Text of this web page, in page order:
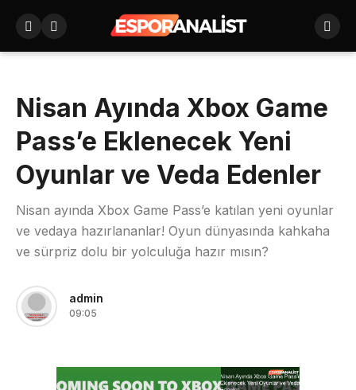
Nisan Ayında Xbox Game
Pass’e Eklenecek Yeni
Oyunlar ve Veda Edenler
Nisan ayında Xbox Game Pass’e katılan yeni oyunlar
ve vedaya hazırlananlar! Oyun dünyasında kahkaha
ve sürpriz dolu bir yolculuğa hazır mısın?
admin
09:05